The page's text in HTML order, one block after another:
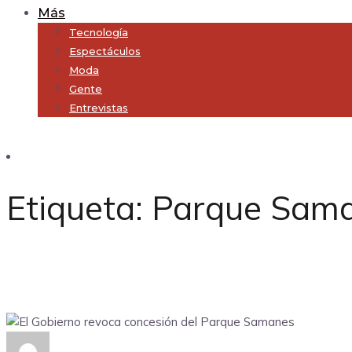
Más
Tecnología
Espectáculos
Moda
Gente
Entrevistas
Etiqueta: Parque